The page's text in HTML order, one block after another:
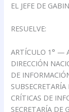
EL JEFE DE
RESUELVE:
ARTÍCULO 1° —
DIRECCIÓN
DE
CRÍTICAS DE
SECRETARÍA DE